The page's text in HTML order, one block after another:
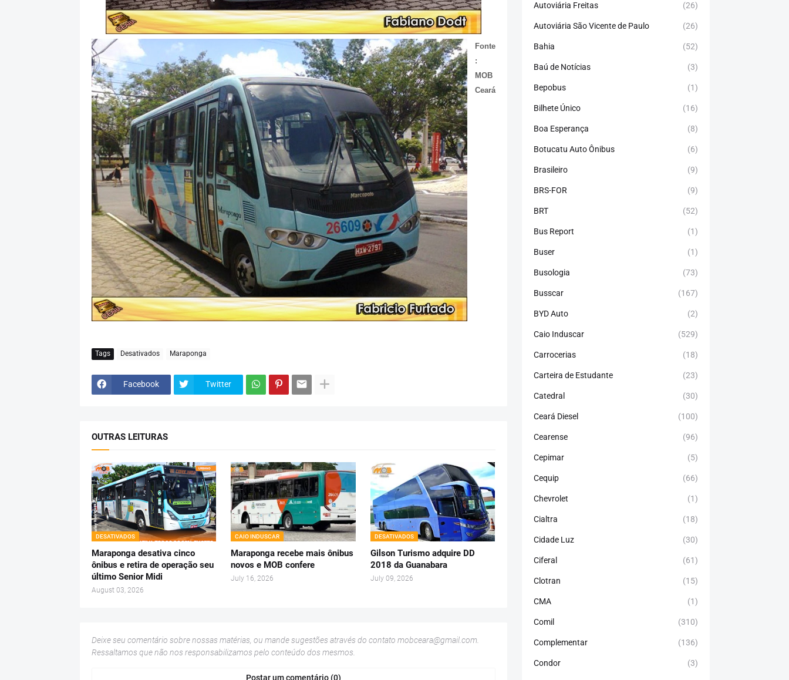
Fonte
:
MOB
Ceará
Tags Desativados Maraponga
Facebook Twitter
OUTRAS LEITURAS
DESATIVADOS
Maraponga desativa cinco
ônibus e retira de operação seu
último Senior Midi
August 03, 2026
CAIO INDUSCAR
Maraponga recebe mais ônibus
novos e MOB confere
July 16, 2026
DESATIVADOS
Gilson Turismo adquire DD
2018 da Guanabara
July 09, 2026
Deixe seu comentário sobre nossas matérias, ou mande sugestões através do contato mobceara@gmail.com
Ressaltamos que não nos responsabilizamos pelo conteúdo dos mesmos.
Postar um comentário (0)
Autoviária Freitas (26)
Autoviária São Vicente de Paulo (26)
Bahia (52)
Baú de Notícias (3)
Bepobus (1)
Bilhete Único (16)
Boa Esperança (8)
Botucatu Auto Ônibus (6)
Brasileiro (9)
BRS-FOR (9)
BRT (52)
Bus Report (1)
Buser (1)
Busologia (73)
Busscar (167)
BYD Auto (2)
Caio Induscar (529)
Carrocerias (18)
Carteira de Estudante (23)
Catedral (30)
Ceará Diesel (100)
Cearense (96)
Cepimar (5)
Cequip (66)
Chevrolet (1)
Cialtra (18)
Cidade Luz (30)
Ciferal (61)
Clotran (15)
CMA (1)
Comil (310)
Complementar (136)
Condor (3)